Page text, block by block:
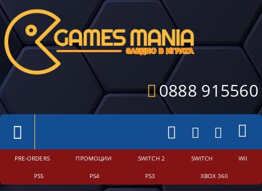
0888 915560
PRE-ORDERS ПРОМОЦИИ SWITCH 2 SWITCH WII
PS5 PS4 PS3 XBOX 360